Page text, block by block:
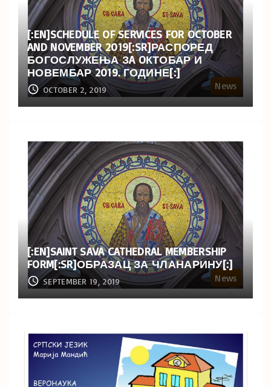
News
[:EN]SCHEDULE OF SERVICES FOR OCTOBER
AND NOVEMBER 2019[:SR]РАСПОРЕД
БОГОСЛУЖЕЊА ЗA OКТОБАР И
НОВЕМБАР 2019. ГОДИНЕ[:]
OCTOBER 2, 2019
News
[:EN]SAINT SAVA CATHEDRAL MEMBERSHIP
FORM[:SR]ОБРАЗАЦ ЗА ЧЛАНАРИНУ[:]
SEPTEMBER 19, 2019